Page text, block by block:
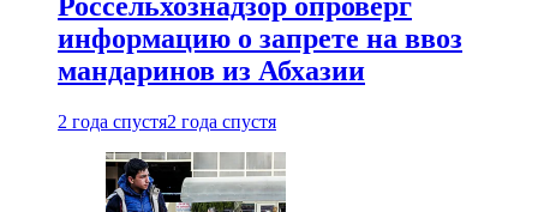
информацию о запрете на ввоз
мандаринов из Абхазии
2 года спустя2 года спустя